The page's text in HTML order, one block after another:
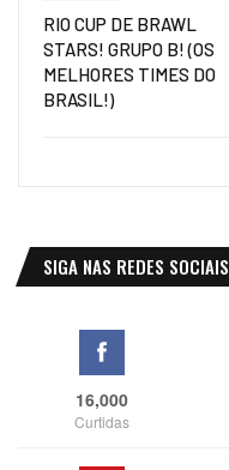
RIO CUP DE BRAWL
STARS! GRUPO B! (OS
MELHORES TIMES DO
BRASIL!)
SIGA NAS REDES SOCIAIS
16,000
Curtidas